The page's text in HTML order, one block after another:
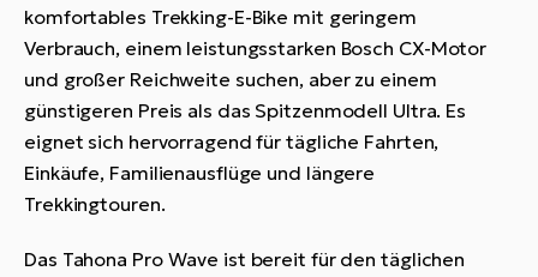
komfortables Trekking-E-Bike mit geringem
Verbrauch, einem leistungsstarken Bosch CX-Motor
und großer Reichweite suchen, aber zu einem
günstigeren Preis als das Spitzenmodell Ultra. Es
eignet sich hervorragend für tägliche Fahrten,
Einkäufe, Familienausflüge und längere
Trekkingtouren.
Das Tahona Pro Wave ist bereit für den täglichen